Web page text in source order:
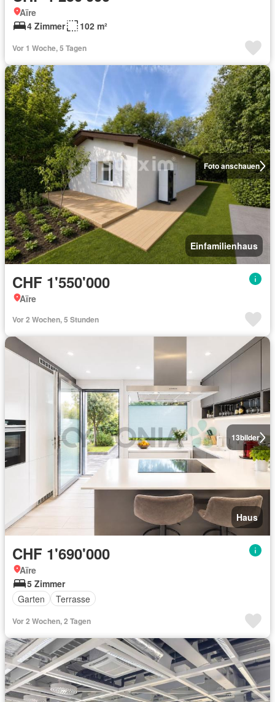
Aïre
4 Zimmer
102 m²
Vor 1 Woche, 5 Tagen
Foto anschauen
Einfamilienhaus
CHF 1'550'000
Aïre
Vor 2 Wochen, 5 Stunden
13bilder
Haus
CHF 1'690'000
Aïre
5 Zimmer
Garten
Terrasse
Vor 2 Wochen, 2 Tagen